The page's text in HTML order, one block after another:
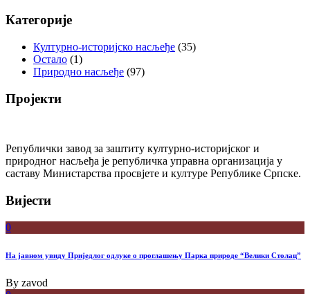
Категорије
Културно-историјско насљеђе (35)
Остало (1)
Природно насљеђе (97)
Пројекти
Републички завод за заштиту културно-историјског и
природног насљеђа је републичка управна организација у
саставу Министарства просвјете и културе Републике Српске.
Вијести
0
На јавном увиду Приједлог oдлуке о проглашењу Парка природе “Велики Столац”
By zavod